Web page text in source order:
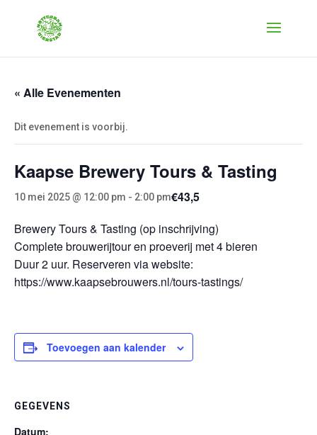
« Alle Evenementen
Dit evenement is voorbij.
Kaapse Brewery Tours & Tasting
10 mei 2025 @ 12:00 pm - 2:00 pm€43,5
Brewery Tours & Tasting (op inschrijving)
Complete brouwerijtour en proeverij met 4 bieren
Duur 2 uur. Reserveren via website:
https://www.kaapsebrouwers.nl/tours-tastings/
Toevoegen aan kalender
GEGEVENS
Datum: